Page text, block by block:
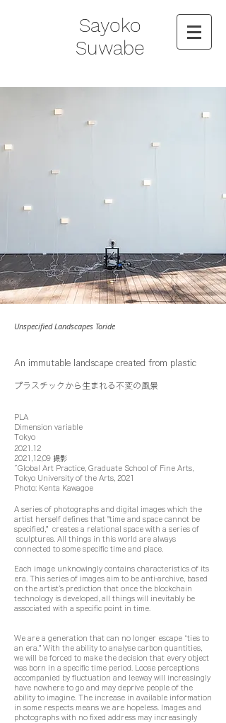
Sayoko
Suwabe
Unspecified Landscapes Toride
An immutable landscape created from plastic
プラスチックから生まれる不変の風景
PLA
Dimension variable
Tokyo
2021.12
2021,12,09 撮影
˝Global Art Practice, Graduate School of Fine Arts,
Tokyo University of the Arts, 2021
Photo: Kenta Kawagoe
A series of photographs and digital images which the
artist herself defines that "time and space cannot be
specified," creates a relational space with a series of
sculptures. All things in this world are always
connected to some specific time and place.
Each image unknowingly contains characteristics of its
era. This series of images aim to be anti-archive, based
on the artist’s prediction that once the blockchain
technology is developed, all things will inevitably be
associated with a specific point in time.
We are a generation that can no longer escape “ties to
an era." With the ability to analyse carbon quantities,
we will be forced to make the decision that every object
was born in a specific time period. Loose perceptions
accompanied by fluctuation and leeway will increasingly
have nowhere to go and may deprive people of the
ability to imagine. The increase in available information
in some respects means we are hopeless. Images and
photographs with no fixed address may increasingly